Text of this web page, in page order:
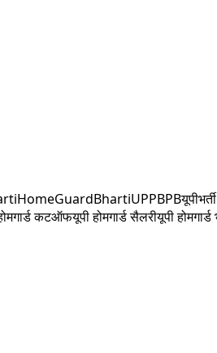
HomeGuardBhartiUPPBPBयूपीभर्ती
कटऑफयूपी होमगार्ड सैलरीयूपी होमगार्ड